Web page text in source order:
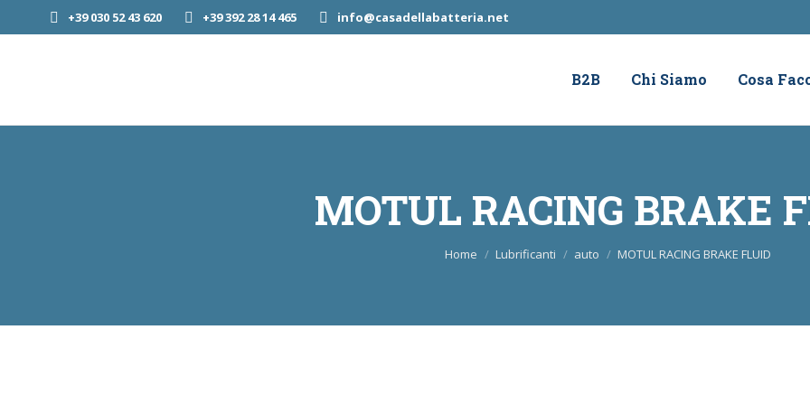
+39 030 52 43 620 +39 392 28 14 465 info@casadellabatteria.net
B2B Chi Siamo Cosa
MOTUL RACING BRAKE
Tu sei qui:
Home Lubrificanti auto MOTUL RACING BRAKE FLUID